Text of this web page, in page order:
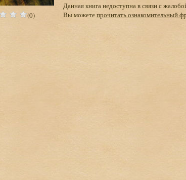
(0)
Данная книга недоступна в связи с
Вы можетепрочитать ознакомительный